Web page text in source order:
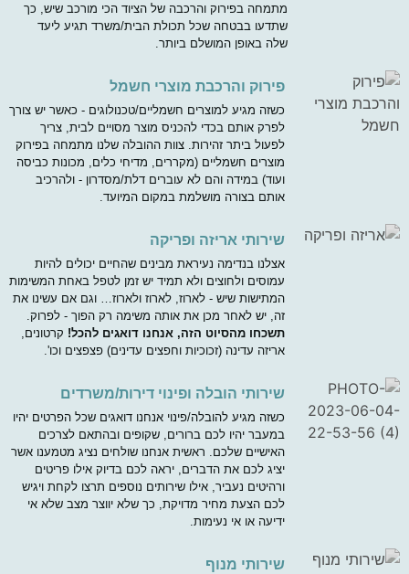
מתמחה בפירוק והרכבה של הציוד הכי מורכב שיש, כך
שתדעו בבטחה שכל תכולת הבית/משרד תגיע ליעד
שלה באופן המושלם ביותר.
פירוק והרכבת מוצרי חשמל
כשזה מגיע למוצרים חשמליים/טכנולוגים - כאשר יש צורך
לפרק אותם בכדי להכניס מוצר מסויים לבית, צריך
לפעול ביתר זהירות. צוות ההובלה שלנו מתמחה בפירוק
מוצרים חשמליים (מקררים, מדיחי כלים, מכונות כביסה
ועוד) במידה והם לא עוברים דלת/מסדרון - ולהרכיב
אותם בצורה מושלמת במקום המיועד.
שירותי אריזה ופריקה
אצלנו בנדימה נעיראת מבינים שהחיים יכולים להיות
עמוסים ולחוצים ולא תמיד יש זמן לטפל באחת המשימות
המתישות שיש - לארוז, לארוז ולארוז… וגם אם עשינו את
זה, יש לאחר מכן את אותה משימה רק הפוך - לפרוק.
תשכחו מהסיוט הזה, אנחנו דואגים להכל!קרטונים,
אריזה עדינה (זכוכיות וחפצים עדינים) פצפצים וכו'.
שירותי הובלה ופינוי דירות/משרדים
כשזה מגיע להובלה/פינוי אנחנו דואגים שכל הפרטים יהיו
במעבר יהיו לכם ברורים, שקופים ובהתאם לצרכים
האישיים שלכם. ראשית אנחנו שולחים נציג מטמענו אשר
יציג לכם את הדברים, יראה לכם בדיוק אילו פריטים
ורהיטים נעביר, אילו שירותים נוספים תרצו לקחת ויגיש
לכם הצעת מחיר מדויקת, כך שלא יווצר מצב שלא אי
ידיעה או אי נעימות.
שירותי מנוף